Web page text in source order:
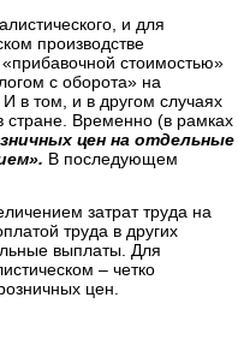
и для
производстве
стоимостью»
с оборота» на
в том, и в другом случаях
Временно (в рамках
цен на отдельные
В последующем
затрат труда на
труда в других
выплаты. Для
– четко
цен.